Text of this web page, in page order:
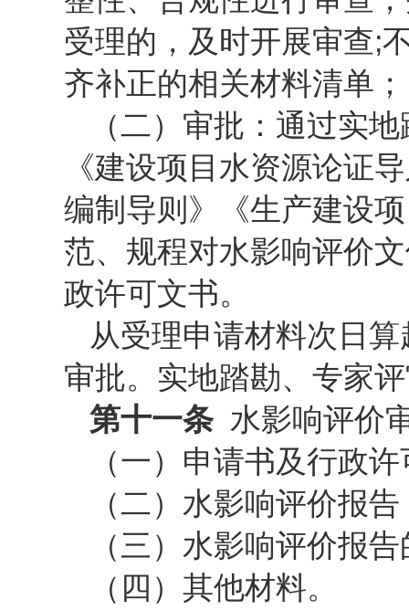
受理的，及时开展审查;
齐补正的相关材料清单；
（二）审批：通过实
《建设项目水资源论证
编制导则》《生产建设
范、规程对水影响评价
政许可文书。
从受理申请材料次日
审批。实地踏勘、专家
第十一条 水影响评价
（一）申请书及行政
（二）水影响评价报
（三）水影响评价报
（四）其他材料。